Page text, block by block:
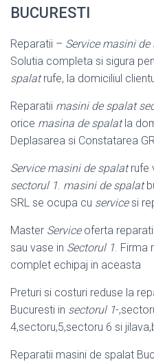
BUCURESTI
Reparatii – Service masini de
Solutia completa si sigura
spalatrufe, la domiciliul
Reparatii masini de spalat
orice masina de spalatla
Deplasarea si Constatarea
Service masini de spalatrufe
sectorul 1. masini de spalat
SRL se ocupa cu servicesi
Master Serviceoferta
sau vase in Sectorul 1. Firma
complet echipaj in aceasta
Preturi si costuri reduse la
Bucuresti in sectorul 1-,
4,sectoru,5,sectoru 6 si
Reparatii masini de spalat